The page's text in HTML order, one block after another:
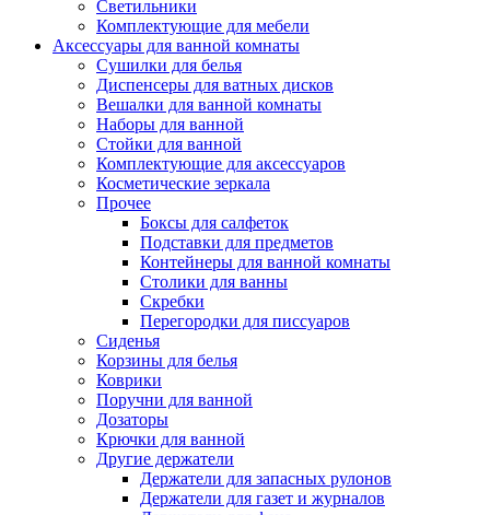
Светильники
Комплектующие для мебели
Аксессуары для ванной комнаты
Сушилки для белья
Диспенсеры для ватных дисков
Вешалки для ванной комнаты
Наборы для ванной
Стойки для ванной
Комплектующие для аксессуаров
Косметические зеркала
Прочее
Боксы для салфеток
Подставки для предметов
Контейнеры для ванной комнаты
Столики для ванны
Скребки
Перегородки для писсуаров
Сиденья
Корзины для белья
Коврики
Поручни для ванной
Дозаторы
Крючки для ванной
Другие держатели
Держатели для запасных рулонов
Держатели для газет и журналов